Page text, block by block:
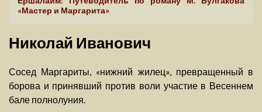
«Мастер и Маргарита»
Николай Иванович
Сосед Маргариты, «нижний жилец», превращенный в
борова и принявший против воли участие в Весеннем
бале полнолуния.